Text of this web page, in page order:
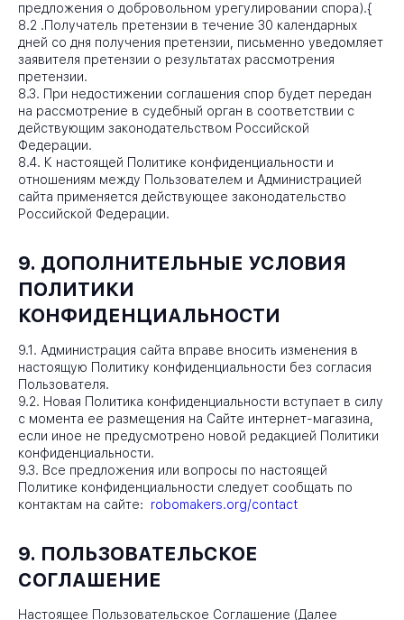
предложения о добровольном урегулировании спора).{
8.2 .Получатель претензии в течение 30 календарных
дней со дня получения претензии, письменно уведомляет
заявителя претензии о результатах рассмотрения
претензии.
8.3. При недостижении соглашения спор будет передан
на рассмотрение в судебный орган в соответствии с
действующим законодательством Российской
Федерации.
8.4. К настоящей Политике конфиденциальности и
отношениям между Пользователем и Администрацией
сайта применяется действующее законодательство
Российской Федерации.
9. ДОПОЛНИТЕЛЬНЫЕ УСЛОВИЯ
ПОЛИТИКИ
КОНФИДЕНЦИАЛЬНОСТИ
9.1. Администрация сайта вправе вносить изменения в
настоящую Политику конфиденциальности без согласия
Пользователя.
9.2. Новая Политика конфиденциальности вступает в силу
с момента ее размещения на Сайте интернет-магазина,
если иное не предусмотрено новой редакцией Политики
конфиденциальности.
9.3. Все предложения или вопросы по настоящей
Политике конфиденциальности следует сообщать по
контактам на сайте:
robomakers.org/contact
9. ПОЛЬЗОВАТЕЛЬСКОЕ
СОГЛАШЕНИЕ
Настоящее Пользовательское Соглашение (Далее